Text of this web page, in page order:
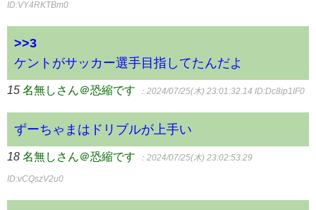
ID:VY4RKTBm0
>>3
ケントがサッカー選手目指してたんだよ
15 名無しさん＠恐縮です ：2024/07/25(木) 23:01:32.14 ID:Dc8ip1IF0
ずーちゃまはドリブルが上手い
18 名無しさん＠恐縮です ：2024/07/25(木) 23:02:53.29
ID:vCQszV2u0